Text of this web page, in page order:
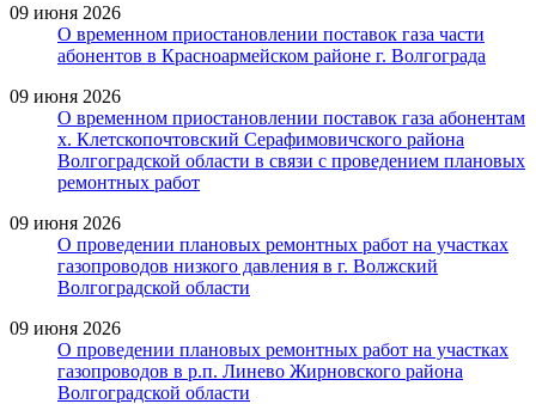
09 июня 2026
О временном приостановлении поставок газа части
абонентов в Красноармейском районе г. Волгограда
09 июня 2026
О временном приостановлении поставок газа абонентам
х. Клетскопочтовский Серафимовичского района
Волгоградской области в связи с проведением плановых
ремонтных работ
09 июня 2026
О проведении плановых ремонтных работ на участках
газопроводов низкого давления в г. Волжский
Волгоградской области
09 июня 2026
О проведении плановых ремонтных работ на участках
газопроводов в р.п. Линево Жирновского района
Волгоградской области